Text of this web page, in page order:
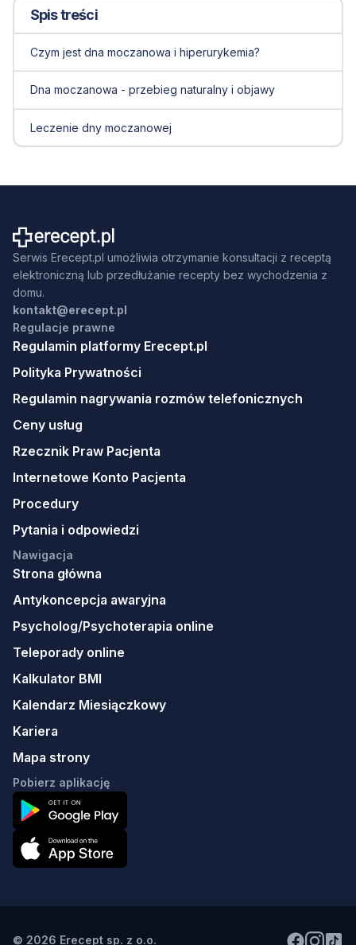
Spis treści
Czym jest dna moczanowa i hiperurykemia?
Dna moczanowa - przebieg naturalny i objawy
Leczenie dny moczanowej
Serwis Erecept.pl umożliwia otrzymanie konsultacji z receptą
elektroniczną lub przedłużanie recepty bez wychodzenia z
domu.
kontakt@erecept.pl
Regulacje prawne
Regulamin platformy Erecept.pl
Polityka Prywatności
Regulamin nagrywania rozmów telefonicznych
Ceny usług
Rzecznik Praw Pacjenta
Internetowe Konto Pacjenta
Procedury
Pytania i odpowiedzi
Nawigacja
Strona główna
Antykoncepcja awaryjna
Psycholog/Psychoterapia online
Teleporady online
Kalkulator BMI
Kalendarz Miesiączkowy
Kariera
Mapa strony
Pobierz aplikację
© 2026 Erecept sp. z o.o.